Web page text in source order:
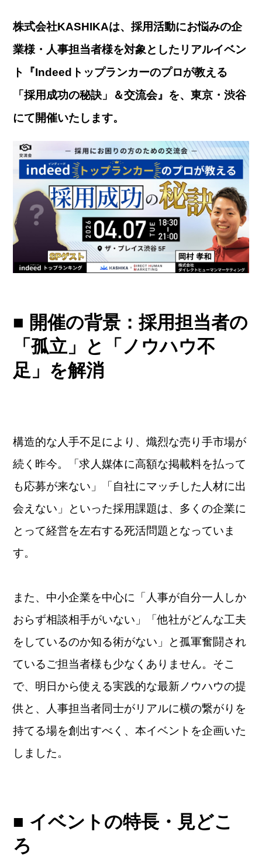
株式会社KASHIKAは、採用活動にお悩みの企
業様・人事担当者様を対象としたリアルイベン
ト『Indeedトップランカーのプロが教える
「採用成功の秘訣」＆交流会』を、東京・渋谷
にて開催いたします。
■ 開催の背景：採用担当者の
「孤立」と「ノウハウ不
足」を解消
構造的な人手不足により、熾烈な売り手市場が
続く昨今。「求人媒体に高額な掲載料を払って
も応募が来ない」「自社にマッチした人材に出
会えない」といった採用課題は、多くの企業に
とって経営を左右する死活問題となっていま
す。
また、中小企業を中心に「人事が自分一人しか
おらず相談相手がいない」「他社がどんな工夫
をしているのか知る術がない」と孤軍奮闘され
ているご担当者様も少なくありません。そこ
で、明日から使える実践的な最新ノウハウの提
供と、人事担当者同士がリアルに横の繋がりを
持てる場を創出すべく、本イベントを企画いた
しました。
■ イベントの特長・見どこ
ろ